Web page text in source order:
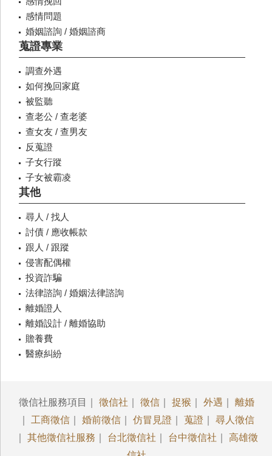
感情問題
婚姻諮詢 / 婚姻諮商
蒐證專業
調查外遇
如何挽回家庭
被監聽
查老公 / 查老婆
查女友 / 查男友
反蒐證
子女行蹤
子女被霸凌
其他
尋人 / 找人
討債 / 應收帳款
跟人 / 跟蹤
侵害配偶權
投資詐騙
法律諮詢 / 婚姻法律諮詢
離婚證人
離婚設計 / 離婚協助
贍養費
醫療糾紛
徵信社服務項目｜ 徵信社 徵信 捉猴 外遇
離婚
工商徵信 婚前徵信 仿冒見證 蒐證
尋人徵信
其他徵信社服務 台北徵信社 台中徵信社
高雄徵